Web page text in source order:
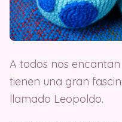
A todos nos
tienen una gran
llamado Leopoldo.